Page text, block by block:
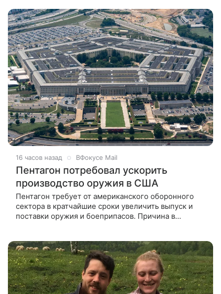
16 часов назад ВФокусе Mail
Пентагон потребовал ускорить
производство оружия в США
Пентагон требует от американского оборонного
сектора в кратчайшие сроки увеличить выпуск и
поставки оружия и боеприпасов. Причина в